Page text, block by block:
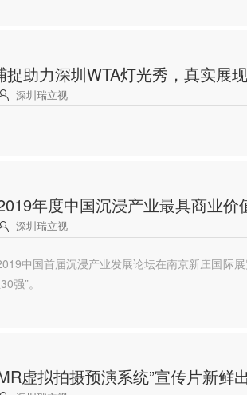
捉助力深圳WTA灯光秀，真实展
深圳瑞立视
年度中国沉浸产业最具商业价
深圳瑞立视
中国首届沉浸产业发展论坛在南京新庄国际
强”。
虚拟拍摄预演系统”宣传片新鲜